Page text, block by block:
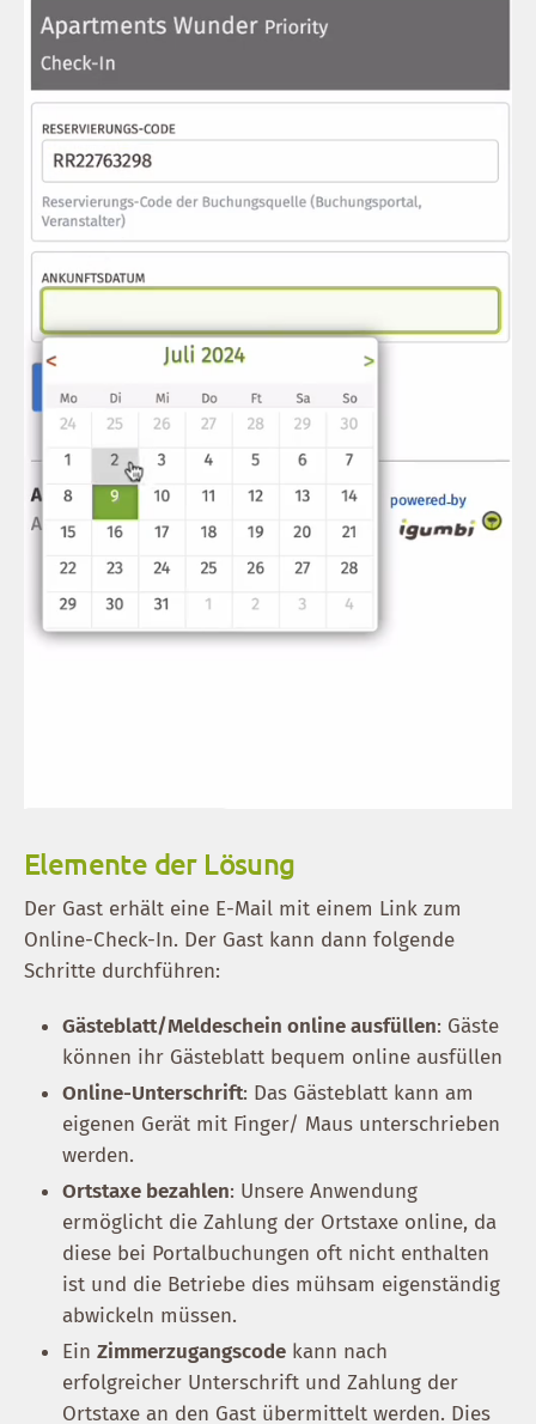
Elemente der Lösung
Der Gast erhält eine E-Mail mit einem Link zum
Online-Check-In. Der Gast kann dann folgende
Schritte durchführen:
Gästeblatt/Meldeschein online ausfüllen: Gäste
können ihr Gästeblatt bequem online ausfüllen
Online-Unterschrift: Das Gästeblatt kann am
eigenen Gerät mit Finger/ Maus unterschrieben
werden.
Ortstaxe bezahlen: Unsere Anwendung
ermöglicht die Zahlung der Ortstaxe online, da
diese bei Portalbuchungen oft nicht enthalten
ist und die Betriebe dies mühsam eigenständig
abwickeln müssen.
Ein Zimmerzugangscode kann nach
erfolgreicher Unterschrift und Zahlung der
Ortstaxe an den Gast übermittelt werden. Dies